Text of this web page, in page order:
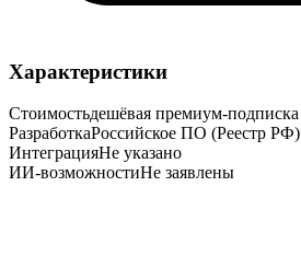
Характеристики
Стоимостьдешёвая премиум-подписка
РазработкаРоссийское ПО (Реестр РФ)
ИнтеграцияНе указано
ИИ-возможностиНе заявлены